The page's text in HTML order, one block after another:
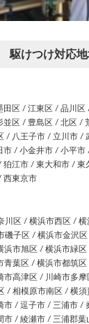
駆けつけ対応
区 / 江東区 / 品川区
並区 / 豊島区 / 北区 /
/ 八王子市 / 立川市 /
/ 小金井市 / 小平市
江市 / 東大和市 / 東
西東京市
川区 / 横浜市西区 /
磯子区 / 横浜市金沢
浜市旭区 / 横浜市緑
青葉区 / 横浜市都筑
市高津区 / 川崎市多
/ 相模原市南区 / 横
市 / 逗子市 / 三浦市 /
市 / 綾瀬市 / 三浦郡葉